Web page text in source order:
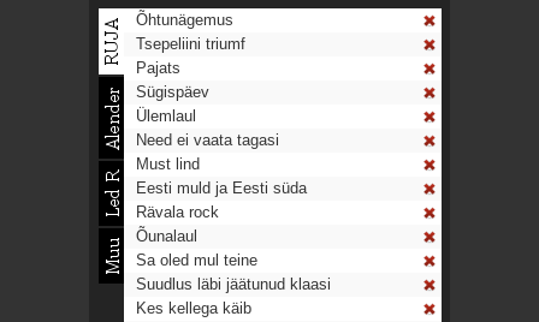
Õhtunägemus
Tsepeliini triumf
Pajats
Sügispäev
Ülemlaul
Need ei vaata tagasi
Must lind
Eesti muld ja Eesti süda
Rävala rock
Õunalaul
Sa oled mul teine
Suudlus läbi jäätunud klaasi
Kes kellega käib